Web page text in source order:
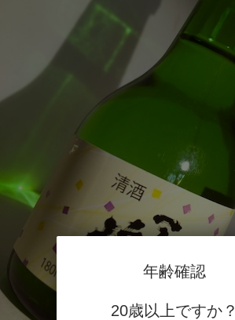
年齢確認
20歳以上ですか？